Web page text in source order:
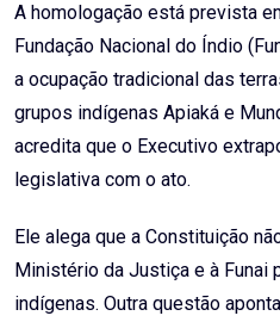
A homologação está prevista
Fundação Nacional do Índio
a ocupação tradicional das
grupos indígenas Apiaká e
acredita que o Executivo
legislativa com o ato.
Ele alega que a Constituição
Ministério da Justiça e à Funai
indígenas. Outra questão